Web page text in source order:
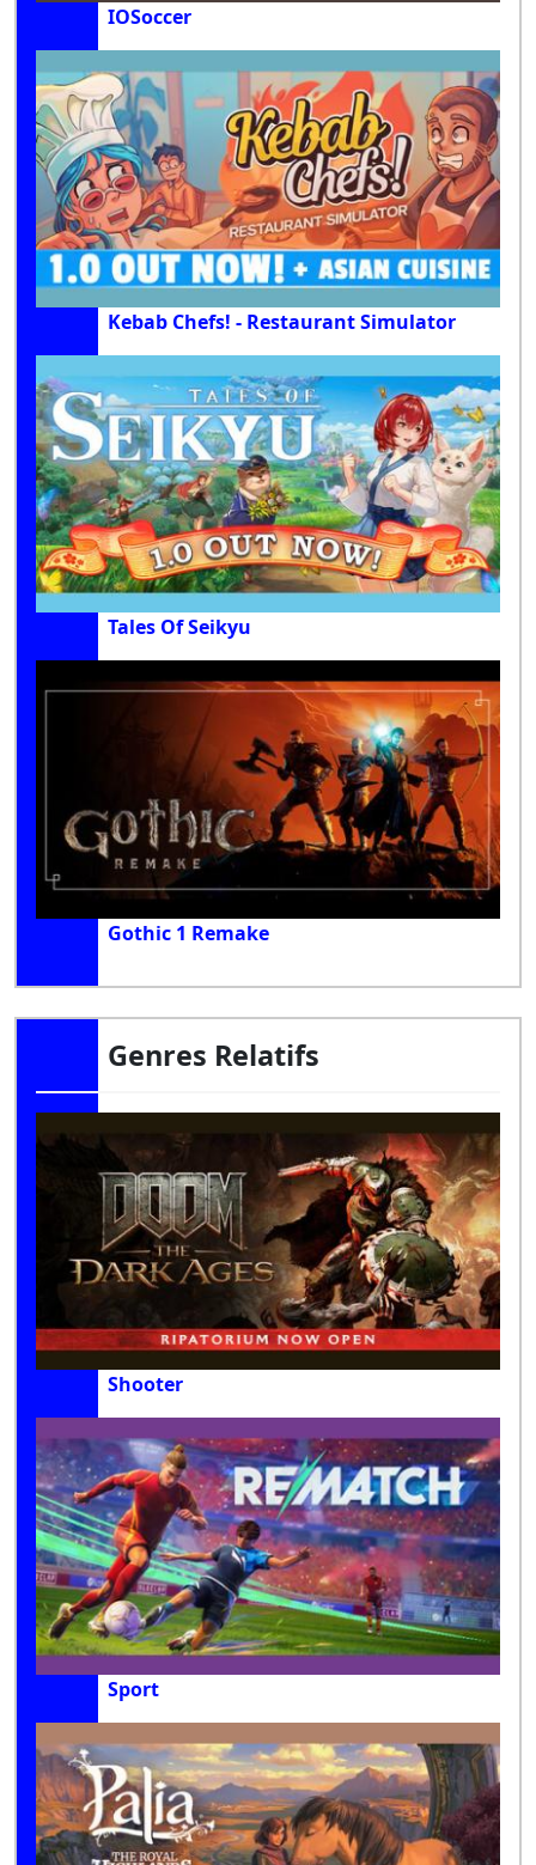
IOSoccer
Kebab Chefs! - Restaurant Simulator
Tales Of Seikyu
Gothic 1 Remake
Genres Relatifs
Shooter
Sport